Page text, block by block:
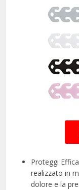
Proteggi
realizzato in
dolore e la